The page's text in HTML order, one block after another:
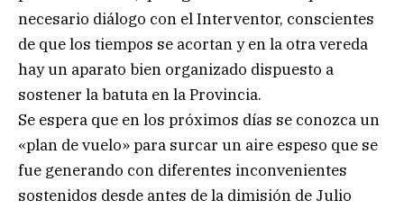
necesario diálogo con el Interventor, conscientes
de que los tiempos se acortan y en la otra vereda
hay un aparato bien organizado dispuesto a
sostener la batuta en la Provincia.
Se espera que en los próximos días se conozca un
«plan de vuelo» para surcar un aire espeso que se
fue generando con diferentes inconvenientes
sostenidos desde antes de la dimisión de Julio